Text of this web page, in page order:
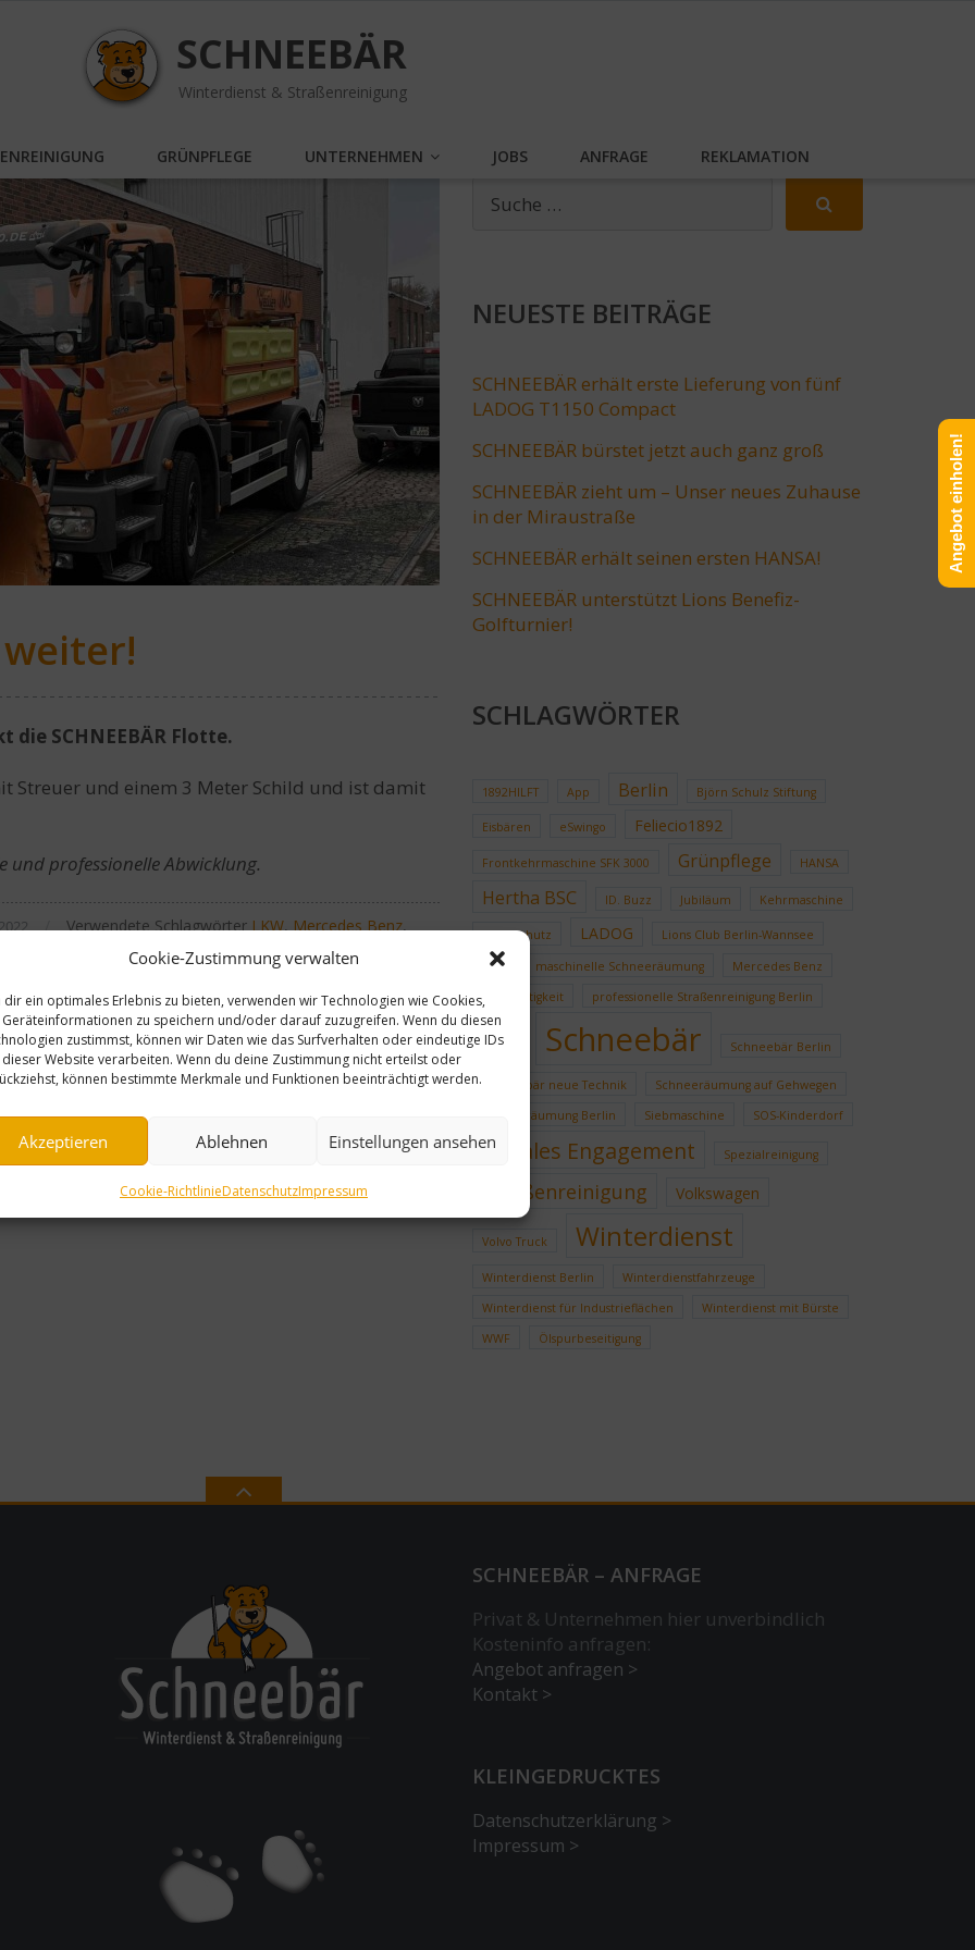
Cookie-Zustimmung verwalten
dir ein optimales Erlebnis zu bieten, verwenden wir Technologien wie Cookies,
Geräteinformationen zu speichern und/oder darauf zuzugreifen. Wenn du diesen
zustimmst, können wir Daten wie das Surfverhalten oder eindeutige IDs
dieser Website verarbeiten. Wenn du deine Zustimmung nicht erteilst oder
können bestimmte Merkmale und Funktionen beeinträchtigt werden.
Akzeptieren Ablehnen Einstellungen ansehen
Cookie-RichtlinieDatenschutzImpressum
SCHNEEBÄR
Winterdienst & Straßenreinigung
GRÜNPFLEGE UNTERNEHMEN JOBS ANFRAGE REKLAMATION
weiter!
die SCHNEEBÄR Flotte.
Streuer und einem 3 Meter Schild und ist damit
und professionelle Abwicklung.
/ Verwendete Schlagwörter LKW, Mercedes Benz,
NEUESTE BEITRÄGE
SCHNEEBÄR erhält erste Lieferung von fünf
LADOG T1150 Compact
SCHNEEBÄR bürstet jetzt auch ganz groß
SCHNEEBÄR zieht um – Unser neues Zuhause
in der Miraustraße
SCHNEEBÄR erhält seinen ersten HANSA!
SCHNEEBÄR unterstützt Lions Benefiz-
Golfturnier!
SCHLAGWÖRTER
1892HILFT App Berlin Björn Schulz Stiftung
Eisbären eSwingo Feliecio1892
Frontkehrmaschine SFK 3000 Grünpflege HANSA
Hertha BSC ID. Buzz Jubiläum Kehrmaschine
Klimaschutz LADOG Lions Club Berlin-Wannsee
LKW maschinelle Schneeräumung
Mercedes Benz
Nachhaltigkeit
professionelle Straßenreinigung Berlin
Schild Schneebär Schneebär Berlin
Schneebär neue Technik
Schneeräumung auf Gehwegen
Schneeräumung Berlin
Siebmaschine SOS-Kinderdorf
soziales Engagement Spezialreinigung
Straßenreinigung Volkswagen
Volvo Truck Winterdienst
Winterdienst Berlin
Winterdienstfahrzeuge
Winterdienst für Industrieflächen
Winterdienst mit Bürste
WWF
Ölspurbeseitigung
SCHNEEBÄR – ANFRAGE
Privat & Unternehmen hier unverbindlich
Kosteninfo anfragen:
Angebot anfragen >
Kontakt >
KLEINGEDRUCKTES
Datenschutzerklärung >
Impressum >
Angebot einholen!